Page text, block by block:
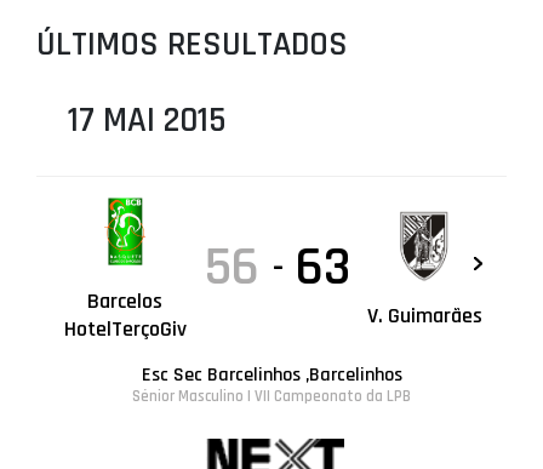
ÚLTIMOS RESULTADOS
17 MAI 2015
Barcelos
HotelTerçoGiv
56 - 63
V. Guimarães
Esc Sec Barcelinhos ,Barcelinhos
Sénior Masculino | VII Campeonato da LPB